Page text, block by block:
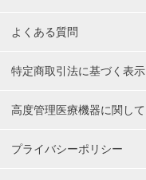
よくある質問
特定商取引法に基づく表示
高度管理医療機器に関して
プライバシーポリシー